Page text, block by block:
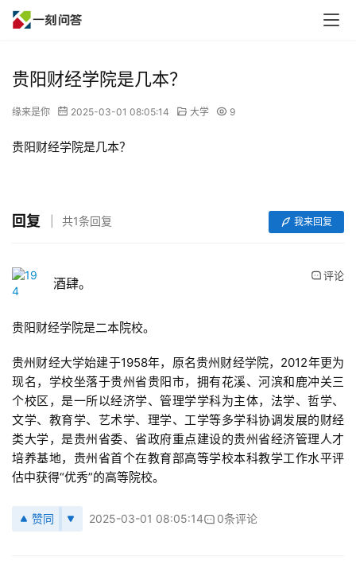
贵阳财经学院是几本？
缘来是你 2025-03-01 08:05:14 大学 9
贵阳财经学院是几本？
回复 共1条回复 我来回复
酒肆。 评论
贵阳财经学院是二本院校。
贵州财经大学始建于1958年，原名贵州财经学院，2012年更为
现名，学校坐落于贵州省贵阳市，拥有花溪、河滨和鹿冲关三
个校区，是一所以经济学、管理学学科为主体，法学、哲学、
文学、教育学、艺术学、理学、工学等多学科协调发展的财经
类大学，是贵州省委、省政府重点建设的贵州省经济管理人才
培养基地，贵州省首个在教育部高等学校本科教学工作水平评
估中获得“优秀”的高等院校。
赞同 2025-03-01 08:05:14 0条评论